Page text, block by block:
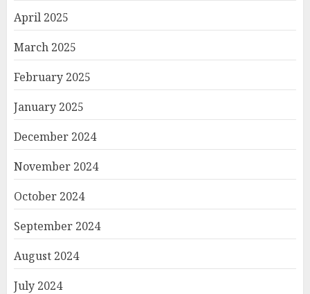
April 2025
March 2025
February 2025
January 2025
December 2024
November 2024
October 2024
September 2024
August 2024
July 2024